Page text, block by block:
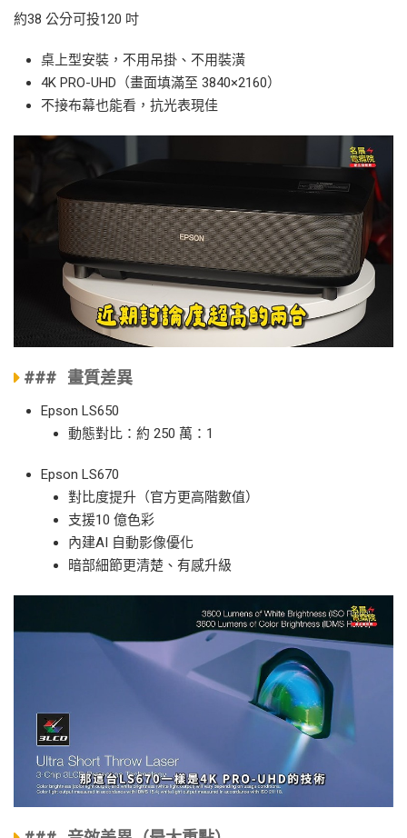
約38 公分可投120 吋
桌上型安裝，不用吊掛、不用裝潢
4K PRO-UHD（畫面填滿至 3840×2160）
不接布幕也能看，抗光表現佳
### 畫質差異
Epson LS650
動態對比：約 250 萬：1
Epson LS670
對比度提升（官方更高階數值）
支援10 億色彩
內建AI 自動影像優化
暗部細節更清楚、有感升級